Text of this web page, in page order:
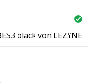
black von LEZYNE